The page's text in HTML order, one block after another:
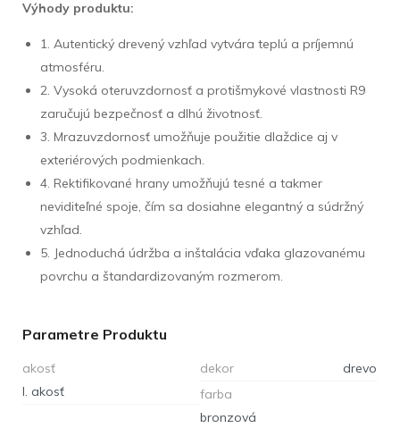
Výhody produktu:
1. Autentický drevený vzhľad vytvára teplú a príjemnú
atmosféru.
2. Vysoká oteruvzdornosť a protišmykové vlastnosti R9
zaručujú bezpečnosť a dlhú životnosť.
3. Mrazuvzdornosť umožňuje použitie dlaždice aj v
exteriérových podmienkach.
4. Rektifikované hrany umožňujú tesné a takmer
neviditeľné spoje, čím sa dosiahne elegantný a súdržný
vzhľad.
5. Jednoduchá údržba a inštalácia vďaka glazovanému
povrchu a štandardizovaným rozmerom.
Parametre Produktu
akosť
I. akosť
dekor
drevo
farba
bronzová